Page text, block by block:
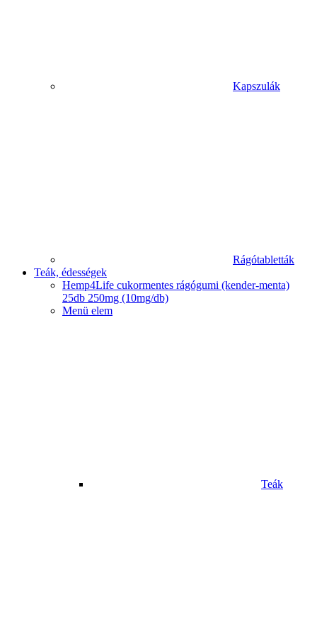
Kapszulák
Rágótabletták
Teák, édességek
Hemp4Life cukormentes rágógumi (kender-menta)
25db 250mg (10mg/db)
Menü elem
Teák